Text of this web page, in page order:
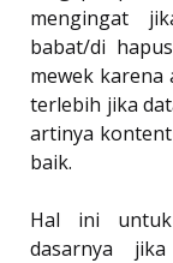
mengingat
babat/di
mewek karena
terlebih jika
artinya
baik.
Hal ini untuk
dasarnya